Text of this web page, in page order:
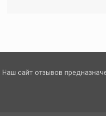
Наш сайт отзывов